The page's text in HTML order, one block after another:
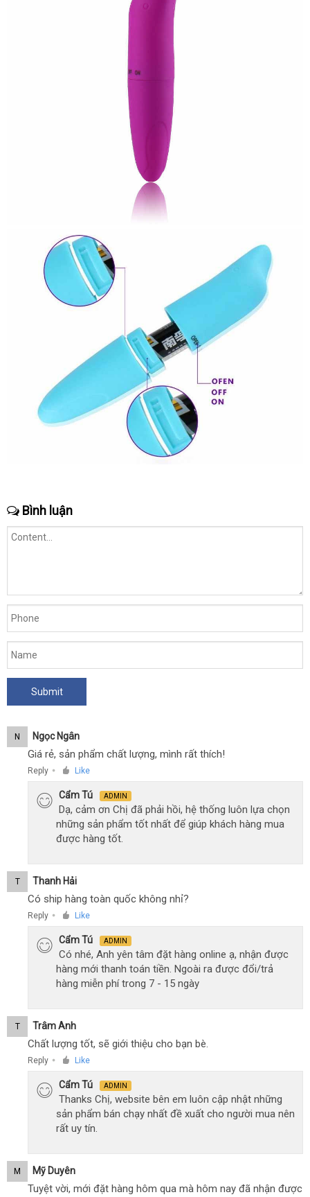
Bình luận
N Ngọc Ngân
Giá rẻ, sản phẩm chất lượng, mình rất thích!
Reply ● Like
Cẩm Tú ADMIN
Dạ, cảm ơn Chị đã phải hồi, hệ thống luôn lựa chọn
những sản phẩm tốt nhất để giúp khách hàng mua
được hàng tốt.
T Thanh Hải
Có ship hàng toàn quốc không nhỉ?
Reply ● Like
Cẩm Tú ADMIN
Có nhé, Anh yên tâm đặt hàng online ạ, nhận được
hàng mới thanh toán tiền. Ngoài ra được đổi/trả
hàng miễn phí trong 7 - 15 ngày
T Trâm Anh
Chất lượng tốt, sẽ giới thiệu cho bạn bè.
Reply ● Like
Cẩm Tú ADMIN
Thanks Chị, website bên em luôn cập nhật những
sản phẩm bán chạy nhất đề xuất cho người mua nên
rất uy tín.
M Mỹ Duyên
Tuyệt vời, mới đặt hàng hôm qua mà hôm nay đã nhận được